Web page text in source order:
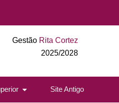
Gestão Rita Cortez
2025/2028
Site Antigo